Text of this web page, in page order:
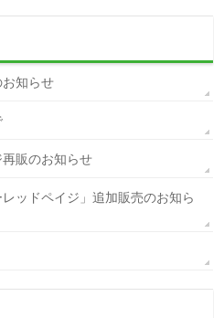
知らせ
販のお知らせ
ッドペイジ」追加販売のお知ら